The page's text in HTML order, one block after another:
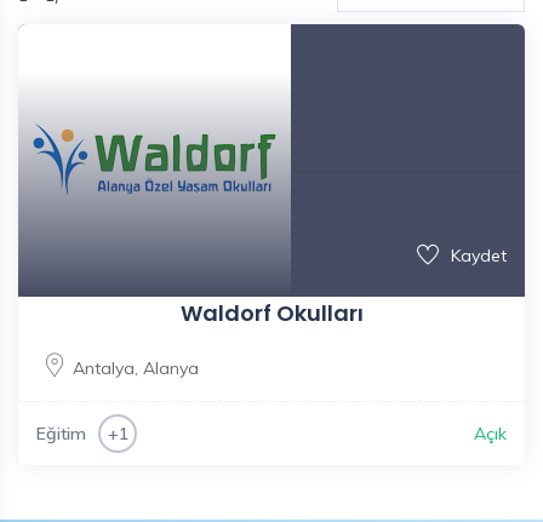
Kaydet
Waldorf Okulları
Antalya, Alanya
Eğitim +1 Açık